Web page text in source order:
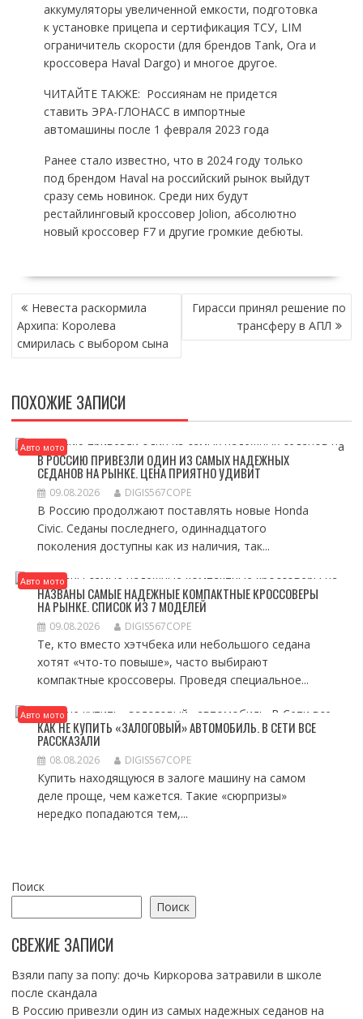
аккумуляторы увеличенной емкости, подготовка
к установке прицепа и сертификация ТСУ, LIM
ограничитель скорости (для брендов Tank, Ora и
кроссовера Haval Dargo) и многое другое.
ЧИТАЙТЕ ТАКЖE: Россиянам не придется
ставить ЭРА-ГЛОНАСС в импортные
автомашины после 1 февраля 2023 года
Ранее стало известно, что в 2024 году только
под брендом Haval на российский рынок выйдут
сразу семь новинок. Среди них будут
рестайлинговый кроссовер Jolion, абсолютно
новый кроссовер F7 и другие громкие дебюты.
НАВИГАЦИЯ
ПО
ЗАПИСЯМ
Невеста раскормила
Архипа: Королева
смирилась с выбором сына
Гирасси принял решение по
трансферу в АПЛ
ПОХОЖИЕ ЗАПИСИ
Авто мото
В РОССИЮ ПРИВЕЗЛИ ОДИН ИЗ САМЫХ НАДЕЖНЫХ
СЕДАНОВ НА РЫНКЕ. ЦЕНА ПРИЯТНО УДИВИТ
09.08.2026 DIGIS567COPE
В Россию продолжают поставлять новые Honda
Civic. Седаны последнего, одиннадцатого
поколения доступны как из наличия, так...
Авто мото
НАЗВАНЫ САМЫЕ НАДЕЖНЫЕ КОМПАКТНЫЕ КРОССОВЕРЫ
НА РЫНКЕ. СПИСОК ИЗ 7 МОДЕЛЕЙ
09.08.2026 DIGIS567COPE
Те, кто вместо хэтчбека или небольшого седана
хотят «что-то повыше», часто выбирают
компактные кроссоверы. Проведя специальное...
Авто мото
КАК НЕ КУПИТЬ «ЗАЛОГОВЫЙ» АВТОМОБИЛЬ. В СЕТИ ВСЕ
РАССКАЗАЛИ
08.08.2026 DIGIS567COPE
Купить находящуюся в залоге машину на самом
деле проще, чем кажется. Такие «сюрпризы»
нередко попадаются тем,...
Поиск
Поиск
СВЕЖИЕ ЗАПИСИ
Взяли папу за попу: дочь Киркорова затравили в школе
после скандала
В Россию привезли один из самых надежных седанов на